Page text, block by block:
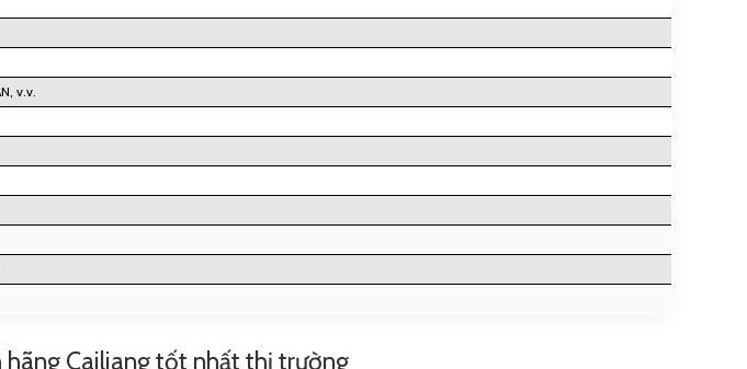
v.v.
hãng Cailiang tốt nhất thị trường